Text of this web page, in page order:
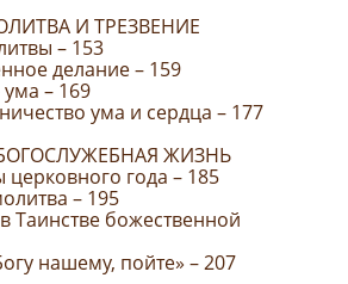
И ТРЕЗВЕНИЕ
– 153
делание – 159
– 169
ума и сердца – 177
ЖИЗНЬ
года – 185
– 195
Таинстве божественной
нашему, пойте» – 207